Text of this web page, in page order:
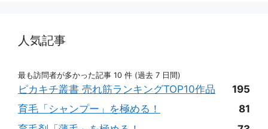
人気記事
最も訪問者が多かった記事 10 件 (過去 7 日間)
ピカキチ叢書 売れ筋ランキングTOP10作品
195
育毛「シャンプー」を極める！
81